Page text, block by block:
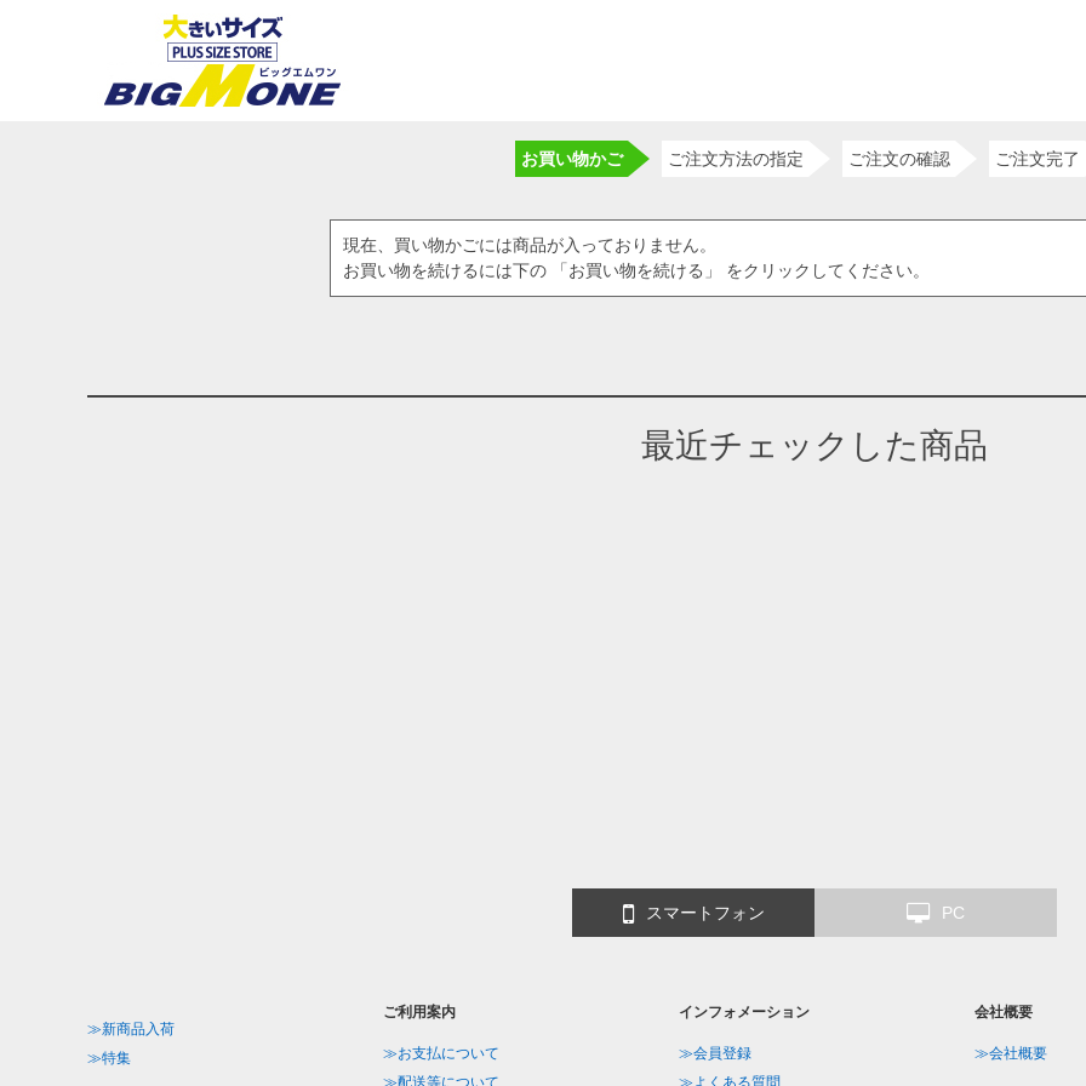
お買い物かご ご注文方法の指定 ご注文の確認 ご注文完了
現在、買い物かごには商品が入っておりません。
お買い物を続けるには下の 「お買い物を続ける」 をクリックしてください。
最近チェックした商品
スマートフォン PC
≫新商品入荷
≫特集
ご利用案内
≫お支払について
≫配送等について
インフォメーション
≫会員登録
≫よくある質問
会社概要
≫会社概要